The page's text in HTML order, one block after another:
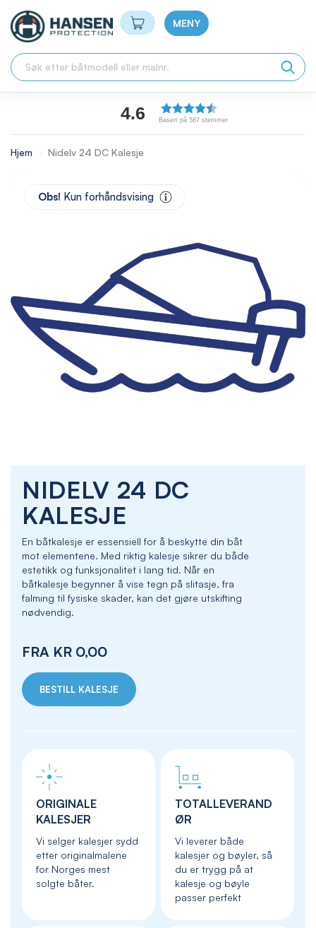
Min handlekurv
MENY
4.6 Basert på 587 stemmer
Hjem Nidelv 24 DC Kalesje
NIDELV 24 DC
KALESJE
En båtkalesje er essensiell for å beskytte din båt
mot elementene. Med riktig kalesje sikrer du både
estetikk og funksjonalitet i lang tid. Når en
båtkalesje begynner å vise tegn på slitasje, fra
falming til fysiske skader, kan det gjøre utskifting
nødvendig.
FRA KR 0,00
BESTILL KALESJE
ORIGINALE
KALESJER
Vi selger kalesjer sydd
etter originalmalene
for Norges mest
solgte båter.
TOTALLEVERAND
ØR
Vi leverer både
kalesjer og bøyler, så
du er trygg på at
kalesje og bøyle
passer perfekt
Obs! Kun forhåndsvising
the
beginning
the
images
gallery